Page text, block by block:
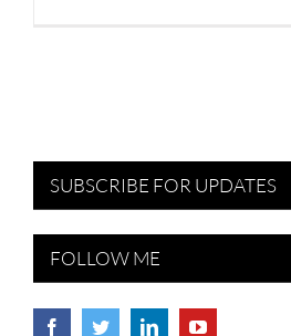
SUBSCRIBE FOR UPDATES
FOLLOW ME